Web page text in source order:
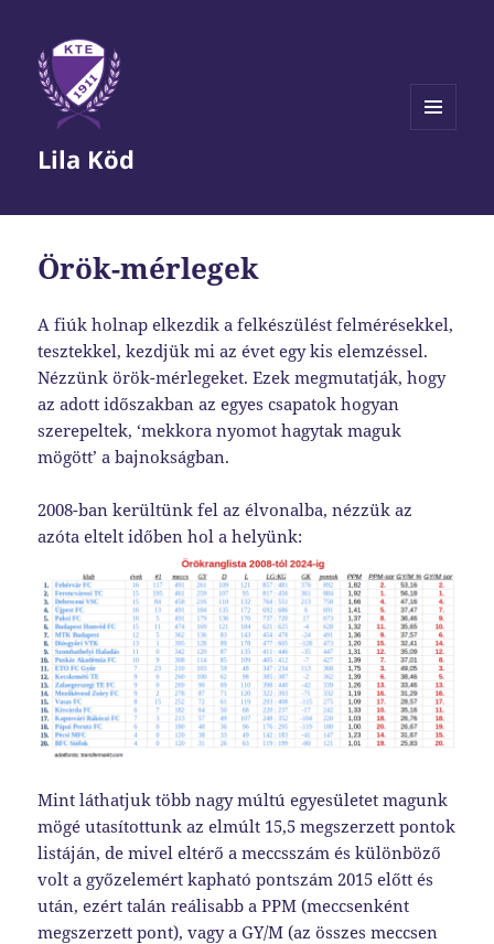
Lila Köd
Örök-mérlegek
A fiúk holnap elkezdik a felkészülést felmérésekkel,
tesztekkel, kezdjük mi az évet egy kis elemzéssel.
Nézzünk örök-mérlegeket. Ezek megmutatják, hogy
az adott időszakban az egyes csapatok hogyan
szerepeltek, ‘mekkora nyomot hagytak maguk
mögött’ a bajnokságban.
2008-ban kerültünk fel az élvonalba, nézzük az
azóta eltelt időben hol a helyünk:
Mint láthatjuk több nagy múltú egyesületet magunk
mögé utasítottunk az elmúlt 15,5 megszerzett pontok
listáján, de mivel eltérő a meccsszám és különböző
volt a győzelemért kapható pontszám 2015 előtt és
után, ezért talán reálisabb a PPM (meccsenként
megszerzett pont), vagy a GY/M (az összes meccsen